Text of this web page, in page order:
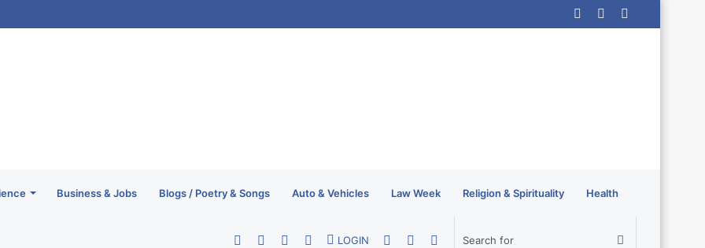
Random
Log
Business & Jobs Blogs / Poetry & Songs Auto & Vehicles Law Week Religion & Spirituality Health
Search
Switch
Sidebar
Random
LOGIN
RSS
YouTube
Twitter
Facebook